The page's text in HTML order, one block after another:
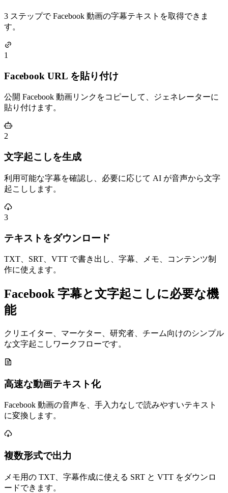
3 ステップで Facebook 動画の字幕テキストを取得できま
す。
1
Facebook URL を貼り付け
公開 Facebook 動画リンクをコピーして、ジェネレーターに
貼り付けます。
2
文字起こしを生成
利用可能な字幕を確認し、必要に応じて AI が音声から文字
起こしします。
3
テキストをダウンロード
TXT、SRT、VTT で書き出し、字幕、メモ、コンテンツ制
作に使えます。
Facebook 字幕と文字起こしに必要な機
能
クリエイター、マーケター、研究者、チーム向けのシンプル
な文字起こしワークフローです。
高速な動画テキスト化
Facebook 動画の音声を、手入力なしで読みやすいテキスト
に変換します。
複数形式で出力
メモ用の TXT、字幕作成に使える SRT と VTT をダウンロ
ードできます。